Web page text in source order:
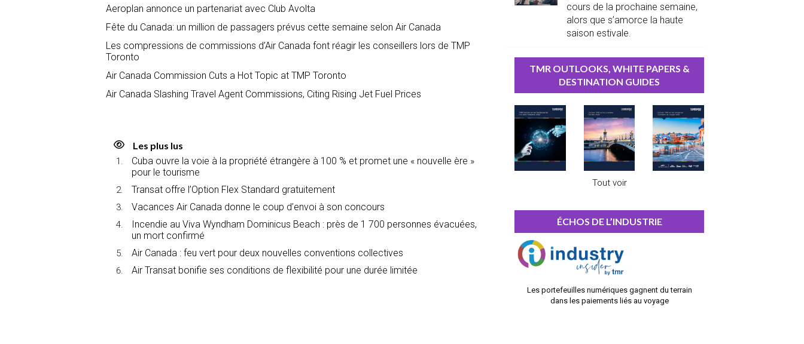
Aeroplan annonce un partenariat avec Club Avolta
Fête du Canada: un million de passagers prévus cette semaine selon Air Canada
Les compressions de commissions d’Air Canada font réagir les conseillers lors de TMP
Toronto
Air Canada Commission Cuts a Hot Topic at TMP Toronto
Air Canada Slashing Travel Agent Commissions, Citing Rising Jet Fuel Prices
Les plus lus
Cuba ouvre la voie à la propriété étrangère à 100 % et promet une « nouvelle ère »
pour le tourisme
Transat offre l’Option Flex Standard gratuitement
Vacances Air Canada donne le coup d’envoi à son concours
Incendie au Viva Wyndham Dominicus Beach : près de 1 700 personnes évacuées,
un mort confirmé
Air Canada : feu vert pour deux nouvelles conventions collectives
Air Transat bonifie ses conditions de flexibilité pour une durée limitée
cours de la prochaine semaine,
alors que s’amorce la haute
saison estivale.
TMR OUTLOOKS, WHITE PAPERS &
DESTINATION GUIDES
Tout voir
ÉCHOS DE L’INDUSTRIE
Les portefeuilles numériques gagnent du terrain
dans les paiements liés au voyage